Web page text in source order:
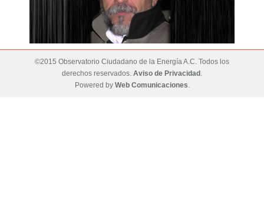
©2015 Observatorio Ciudadano de la Energía A.C. Todos los
derechos reservados. Aviso de Privacidad .
Powered by Web Comunicaciones.